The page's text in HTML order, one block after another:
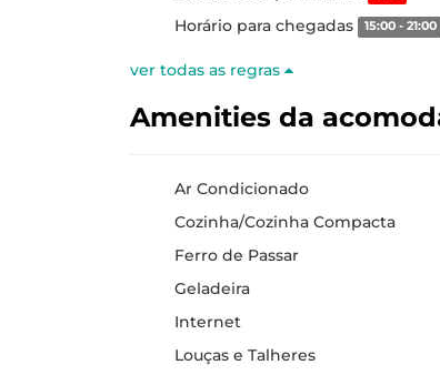
Horário para chegadas 15:00 - 21:00
ver todas as regras
Amenities da
Ar Condicionado
Cozinha/Cozinha Compacta
Ferro de Passar
Geladeira
Internet
Louças e Talheres